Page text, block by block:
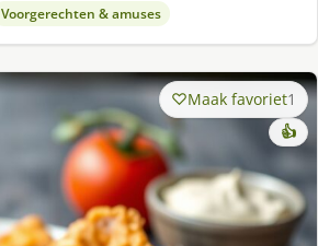
Voorgerechten & amuses
Maak favoriet1
👍